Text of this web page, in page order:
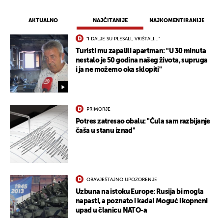
AKTUALNO NAJČITANIJE NAJKOMENTIRANIJE
"I DALJE SU PLESALI, VRIŠTALI..."
Turisti mu zapalili apartman: "U 30 minuta
nestalo je 50 godina našeg života, supruga
i ja ne možemo oka sklopiti"
PRIMORJE
Potres zatresao obalu: "Čula sam razbijanje
čaša u stanu iznad"
OBAVJEŠTAJNO UPOZORENJE
Uzbuna na istoku Europe: Rusija bi mogla
napasti, a poznato i kada! Moguć i kopneni
upad u članicu NATO-a